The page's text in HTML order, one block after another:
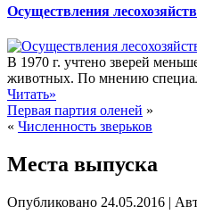
Осуществления
В 1970 г. учтено зверей
животных. По мнению
Читать»
Первая партия оленей »
« Численность зверьков
Места выпуска
Опубликовано 24.05.2016 |